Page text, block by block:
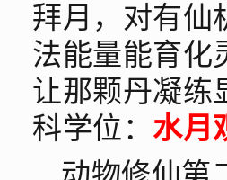
拜月，对有仙
法能量能育化
让那颗丹凝练
科学位： 水月